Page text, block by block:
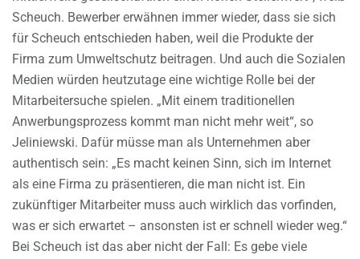
Scheuch. Bewerber erwähnen immer wieder, dass sie sich
für Scheuch entschieden haben, weil die Produkte der
Firma zum Umweltschutz beitragen. Und auch die Sozialen
Medien würden heutzutage eine wichtige Rolle bei der
Mitarbeitersuche spielen. „Mit einem traditionellen
Anwerbungsprozess kommt man nicht mehr weit“, so
Jeliniewski. Dafür müsse man als Unternehmen aber
authentisch sein: „Es macht keinen Sinn, sich im Internet
als eine Firma zu präsentieren, die man nicht ist. Ein
zukünftiger Mitarbeiter muss auch wirklich das vorfinden,
was er sich erwartet – ansonsten ist er schnell wieder weg.“
Bei Scheuch ist das aber nicht der Fall: Es gebe viele